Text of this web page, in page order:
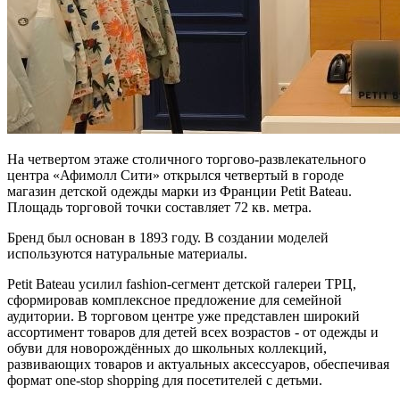
На четвертом этаже столичного торгово-развлекательного
центра «Афимолл Сити» открылся четвертый в городе
магазин детской одежды марки из Франции Petit Bateau.
Площадь торговой точки составляет 72 кв. метра.
Бренд был основан в 1893 году. В создании моделей
используются натуральные материалы.
Petit Bateau усилил fashion-сегмент детской галереи ТРЦ,
сформировав комплексное предложение для семейной
аудитории. В торговом центре уже представлен широкий
ассортимент товаров для детей всех возрастов - от одежды и
обуви для новорождённых до школьных коллекций,
развивающих товаров и актуальных аксессуаров, обеспечивая
формат one-stop shopping для посетителей с детьми.